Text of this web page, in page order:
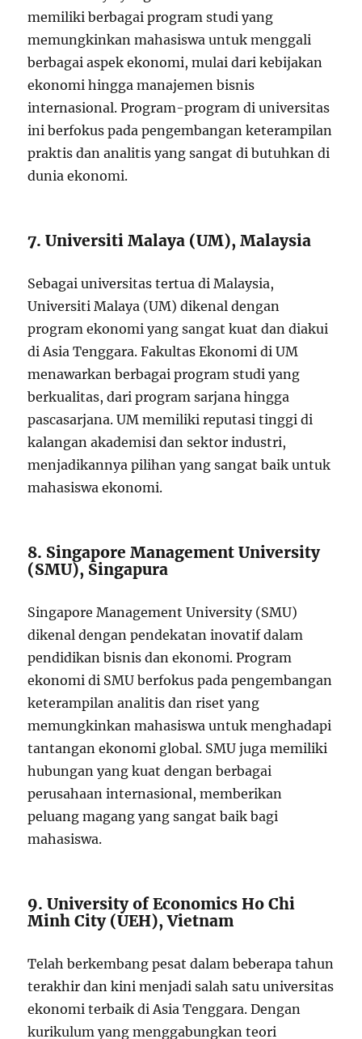
memiliki berbagai program studi yang
memungkinkan mahasiswa untuk menggali
berbagai aspek ekonomi, mulai dari kebijakan
ekonomi hingga manajemen bisnis
internasional. Program-program di universitas
ini berfokus pada pengembangan keterampilan
praktis dan analitis yang sangat di butuhkan di
dunia ekonomi.
7. Universiti Malaya (UM), Malaysia
Sebagai universitas tertua di Malaysia,
Universiti Malaya (UM) dikenal dengan
program ekonomi yang sangat kuat dan diakui
di Asia Tenggara. Fakultas Ekonomi di UM
menawarkan berbagai program studi yang
berkualitas, dari program sarjana hingga
pascasarjana. UM memiliki reputasi tinggi di
kalangan akademisi dan sektor industri,
menjadikannya pilihan yang sangat baik untuk
mahasiswa ekonomi.
8. Singapore Management University
(SMU), Singapura
Singapore Management University (SMU)
dikenal dengan pendekatan inovatif dalam
pendidikan bisnis dan ekonomi. Program
ekonomi di SMU berfokus pada pengembangan
keterampilan analitis dan riset yang
memungkinkan mahasiswa untuk menghadapi
tantangan ekonomi global. SMU juga memiliki
hubungan yang kuat dengan berbagai
perusahaan internasional, memberikan
peluang magang yang sangat baik bagi
mahasiswa.
9. University of Economics Ho Chi
Minh City (UEH), Vietnam
Telah berkembang pesat dalam beberapa tahun
terakhir dan kini menjadi salah satu universitas
ekonomi terbaik di Asia Tenggara. Dengan
kurikulum yang menggabungkan teori